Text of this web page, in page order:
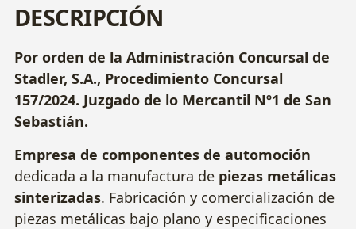
DESCRIPCIÓN
Por orden de la Administración Concursal de
Stadler, S.A., Procedimiento Concursal
157/2024. Juzgado de lo Mercantil Nº1 de San
Sebastián.
Empresa de componentes de automoción
dedicada a la manufactura de piezas metálicas
sinterizadas. Fabricación y comercialización de
piezas metálicas bajo plano y especificaciones